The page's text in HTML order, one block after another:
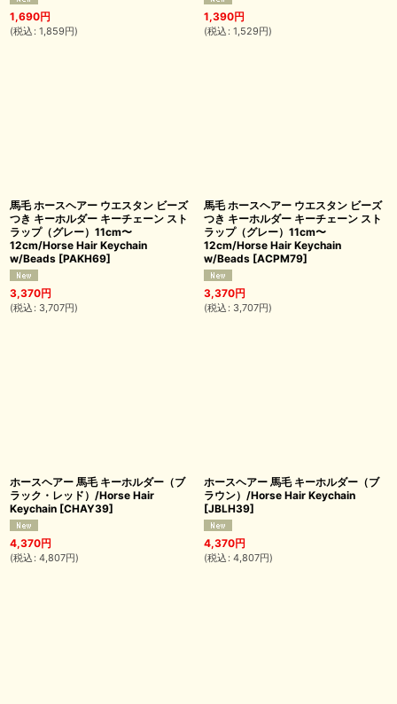
1,690円
(税込 : 1,859円)
1,390円
(税込 : 1,529円)
馬毛 ホースヘアー ウエスタン ビーズ
つき キーホルダー キーチェーン スト
ラップ（グレー）11cm〜
12cm/Horse Hair Keychain
w/Beads [PAKH69]
3,370円
(税込 : 3,707円)
馬毛 ホースヘアー ウエスタン ビーズ
つき キーホルダー キーチェーン スト
ラップ（グレー）11cm〜
12cm/Horse Hair Keychain
w/Beads [ACPM79]
3,370円
(税込 : 3,707円)
ホースヘアー 馬毛 キーホルダー（ブ
ラック・レッド）/Horse Hair
Keychain [CHAY39]
4,370円
(税込 : 4,807円)
ホースヘアー 馬毛 キーホルダー（ブ
ラウン）/Horse Hair Keychain
[JBLH39]
4,370円
(税込 : 4,807円)